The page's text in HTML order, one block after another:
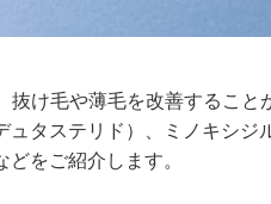
抜け毛や薄毛を改善するこ
ュタステリド）、ミノキシ
をご紹介します。